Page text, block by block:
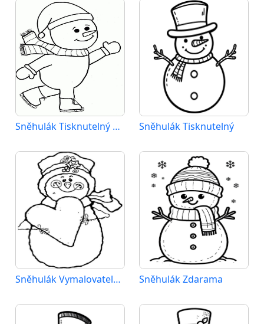
Sněhulák Tisknutelný Zdarma Sněhulák Tisknutelný
Sněhulák Vymalovatelné pro Děti Sněhulák Zdarama